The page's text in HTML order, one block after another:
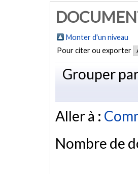
Monter d'un niveau
Pour citer ou exporter
Grouper
Aller à :
Nombre de